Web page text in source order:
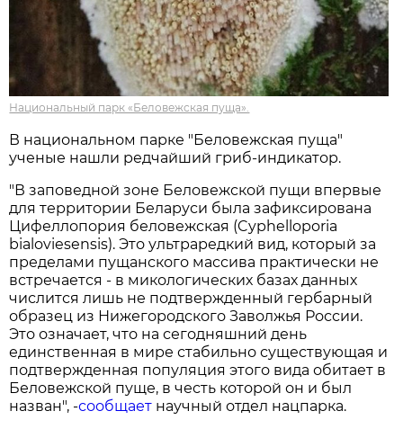
Национальный парк «Беловежская пуща».
В национальном парке "Беловежская пуща"
ученые нашли редчайший гриб-индикатор.
"В заповедной зоне Беловежской пущи впервые
для территории Беларуси была зафиксирована
Цифеллопория беловежская (Cyphelloporia
bialoviesensis). Это ультраредкий вид, который за
пределами пущанского массива практически не
встречается - в микологических базах данных
числится лишь не подтвержденный гербарный
образец из Нижегородского Заволжья России.
Это означает, что на сегодняшний день
единственная в мире стабильно существующая и
подтвержденная популяция этого вида обитает в
Беловежской пуще, в честь которой он и был
назван", -сообщает научный отдел нацпарка.